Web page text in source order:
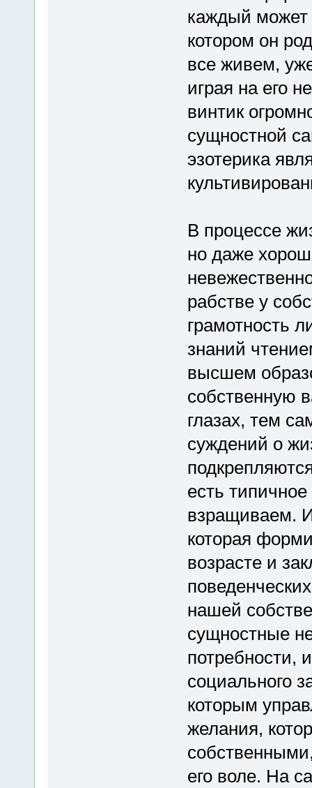
каждый может
котором он
все живем,
играя на его
винтик
сущностной
эзотерика
В процессе
но даже
рабстве у
грамотность
знаний
высшем
собственную
глазах, тем
суждений о
есть
взращиваем.
которая
возрасте и
нашей
сущностные
потребности,
социального
которым
желания,
его воле. На